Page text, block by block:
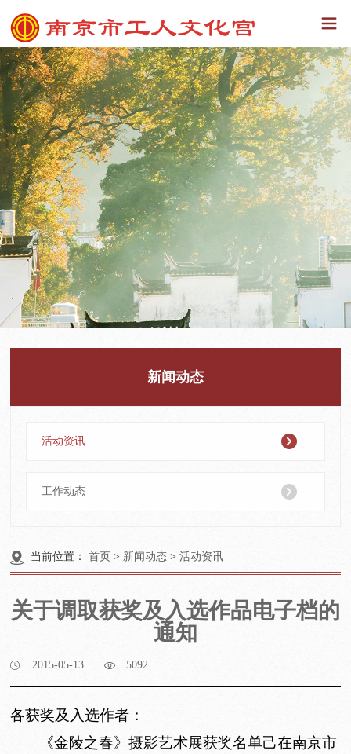
新闻动态
活动资讯
工作动态
当前位置：首页 > 新闻动态 >活动资讯
关于调取获奖及入选作品电子档的
通知
2015-05-13 5092
各获奖及入选作者：
《金陵之春》摄影艺术展获奖名单己在南京市